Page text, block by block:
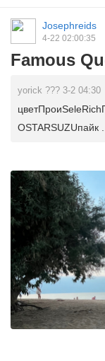
Josephreids
4-22 02:00:35
Famous
yorick ??? 3-2 04:30
OSTARSUZUпайк ...